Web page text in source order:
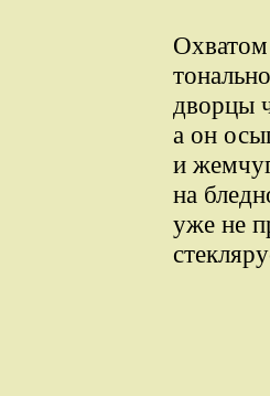
дворцы
а он
и
на
уже не